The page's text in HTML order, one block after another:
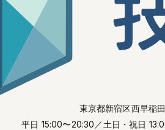
東京都新宿区西早稲
平日 15:00〜20:30 ／土日・祝日